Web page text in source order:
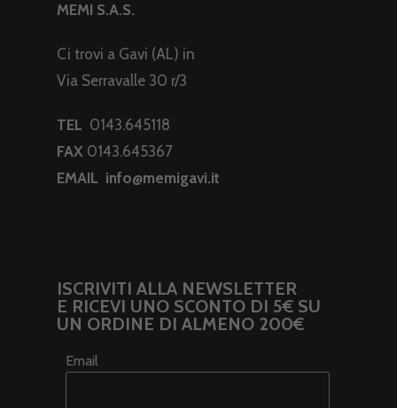
MEMI S.A.S.
Ci trovi a Gavi (AL) in
Via Serravalle 30 r/3
TEL 0143.645118
FAX 0143.645367
EMAIL info@memigavi.it
ISCRIVITI ALLA NEWSLETTER
E RICEVI UNO SCONTO DI 5€ SU
UN ORDINE DI ALMENO 200€
Email